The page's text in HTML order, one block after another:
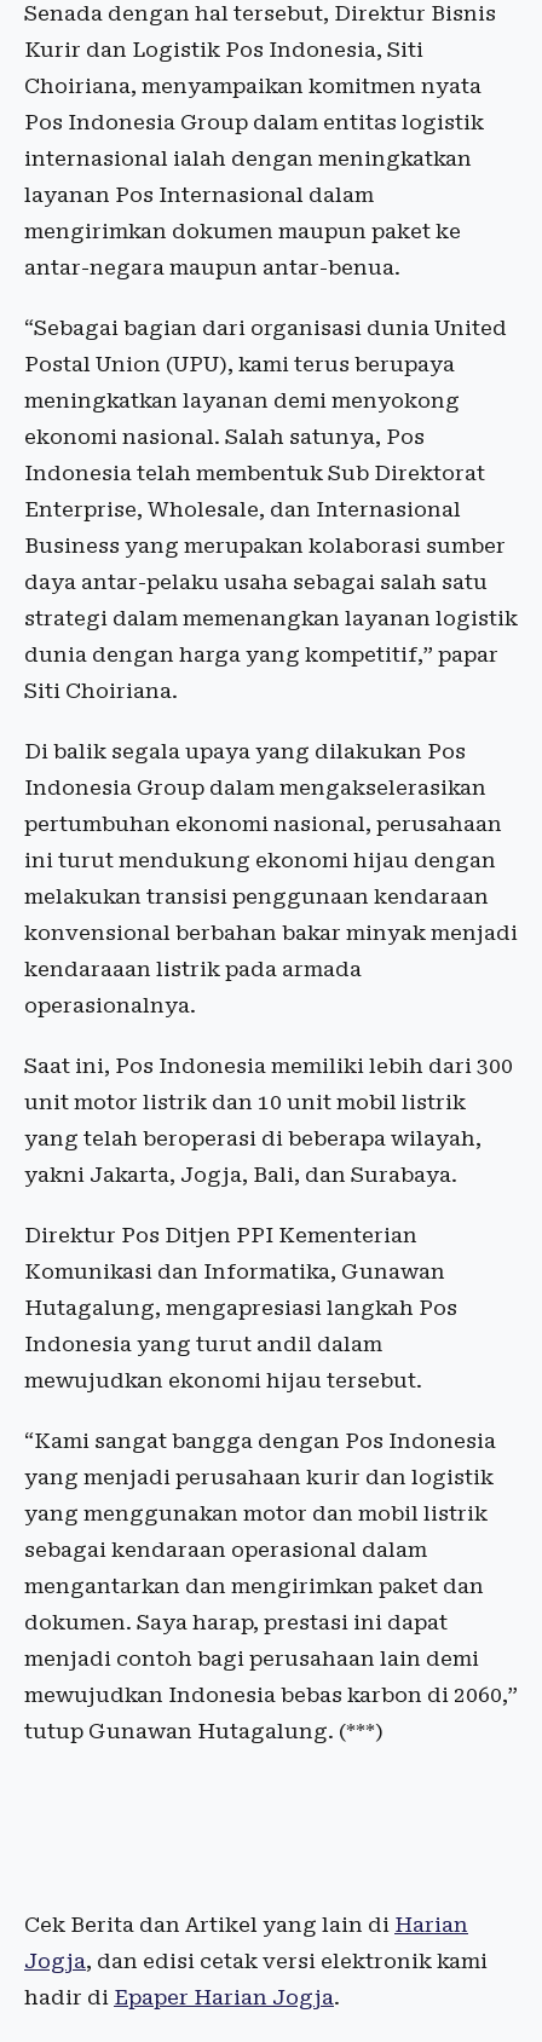
Senada dengan hal tersebut, Direktur Bisnis
Kurir dan Logistik Pos Indonesia, Siti
Choiriana, menyampaikan komitmen nyata
Pos Indonesia Group dalam entitas logistik
internasional ialah dengan meningkatkan
layanan Pos Internasional dalam
mengirimkan dokumen maupun paket ke
antar-negara maupun antar-benua.
“Sebagai bagian dari organisasi dunia United
Postal Union (UPU), kami terus berupaya
meningkatkan layanan demi menyokong
ekonomi nasional. Salah satunya, Pos
Indonesia telah membentuk Sub Direktorat
Enterprise, Wholesale, dan Internasional
Business yang merupakan kolaborasi sumber
daya antar-pelaku usaha sebagai salah satu
strategi dalam memenangkan layanan logistik
dunia dengan harga yang kompetitif,” papar
Siti Choiriana.
Di balik segala upaya yang dilakukan Pos
Indonesia Group dalam mengakselerasikan
pertumbuhan ekonomi nasional, perusahaan
ini turut mendukung ekonomi hijau dengan
melakukan transisi penggunaan kendaraan
konvensional berbahan bakar minyak menjadi
kendaraaan listrik pada armada
operasionalnya.
Saat ini, Pos Indonesia memiliki lebih dari 300
unit motor listrik dan 10 unit mobil listrik
yang telah beroperasi di beberapa wilayah,
yakni Jakarta, Jogja, Bali, dan Surabaya.
Direktur Pos Ditjen PPI Kementerian
Komunikasi dan Informatika, Gunawan
Hutagalung, mengapresiasi langkah Pos
Indonesia yang turut andil dalam
mewujudkan ekonomi hijau tersebut.
“Kami sangat bangga dengan Pos Indonesia
yang menjadi perusahaan kurir dan logistik
yang menggunakan motor dan mobil listrik
sebagai kendaraan operasional dalam
mengantarkan dan mengirimkan paket dan
dokumen. Saya harap, prestasi ini dapat
menjadi contoh bagi perusahaan lain demi
mewujudkan Indonesia bebas karbon di 2060,”
tutup Gunawan Hutagalung. (***)
Cek Berita dan Artikel yang lain di Harian
Jogja, dan edisi cetak versi elektronik kami
hadir di Epaper Harian Jogja.